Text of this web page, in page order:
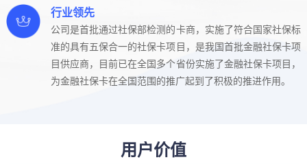
行业领先
公司是首批通过社保部检测的卡商，实施了符合国家社保标
准的具有五保合一的社保卡项目，是我国首批金融社保卡项
目供应商，目前已在全国多个省份实施了金融社保卡项目，
为金融社保卡在全国范围的推广起到了积极的推进作用。
用户价值